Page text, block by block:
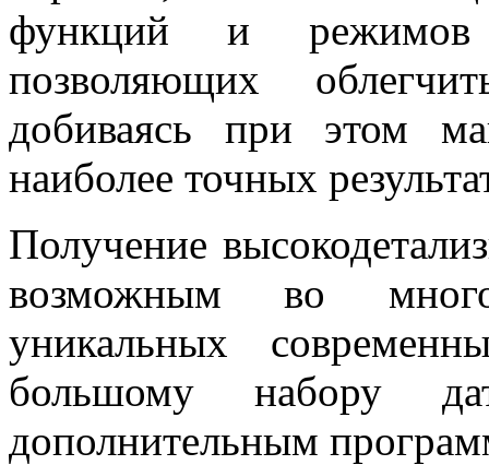
функций и режимов
позволяющих
добиваясь при этом
наиболее точных
Получение
возможным во
уникальных
большому набору
дополнительным